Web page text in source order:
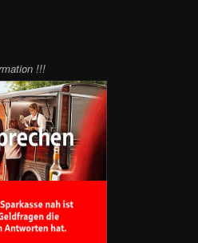
!!!